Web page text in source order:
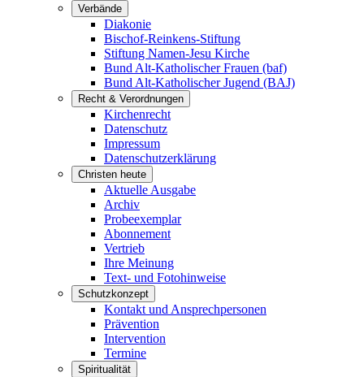
Verbände
Diakonie
Bischof-Reinkens-Stiftung
Stiftung Namen-Jesu Kirche
Bund Alt-Katholischer Frauen (baf)
Bund Alt-Katholischer Jugend (BAJ)
Recht & Verordnungen
Kirchenrecht
Datenschutz
Impressum
Datenschutzerklärung
Christen heute
Aktuelle Ausgabe
Archiv
Probeexemplar
Abonnement
Vertrieb
Ihre Meinung
Text- und Fotohinweise
Schutzkonzept
Kontakt und Ansprechpersonen
Prävention
Intervention
Termine
Spiritualität